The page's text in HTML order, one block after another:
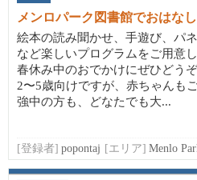
メンロパーク図書館でおはな
絵本の読み聞かせ、手遊び、パ
など楽しいプログラムをご用意し
春休み中のおでかけにぜひどうぞ
2〜5歳向けですが、赤ちゃんも
強中の方も、どなたでも大...
[登録者] popontaj [エリア] Menlo